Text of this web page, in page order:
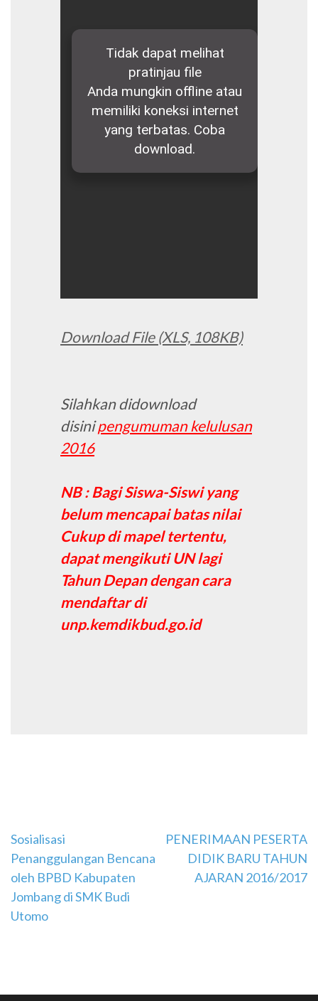
Download File (XLS, 108KB)
Silahkan didownload
disinipengumuman kelulusan
2016
NB : Bagi Siswa-Siswi yang
belum mencapai batas nilai
Cukup di mapel tertentu,
dapat mengikuti UN lagi
Tahun Depan dengan cara
mendaftar di
unp.kemdikbud.go.id
Navigasi
pos
Sosialisasi
Penanggulangan Bencana
oleh BPBD Kabupaten
Jombang di SMK Budi
Utomo
PENERIMAAN PESERTA
DIDIK BARU TAHUN
AJARAN 2016/2017